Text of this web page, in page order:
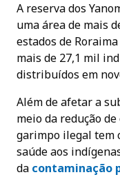
A reserva dos
uma área de mais
estados de
mais de 27,1 mil
distribuídos em
Além de afetar a
meio da redução
garimpo ilegal tem
saúde aos
da contaminação